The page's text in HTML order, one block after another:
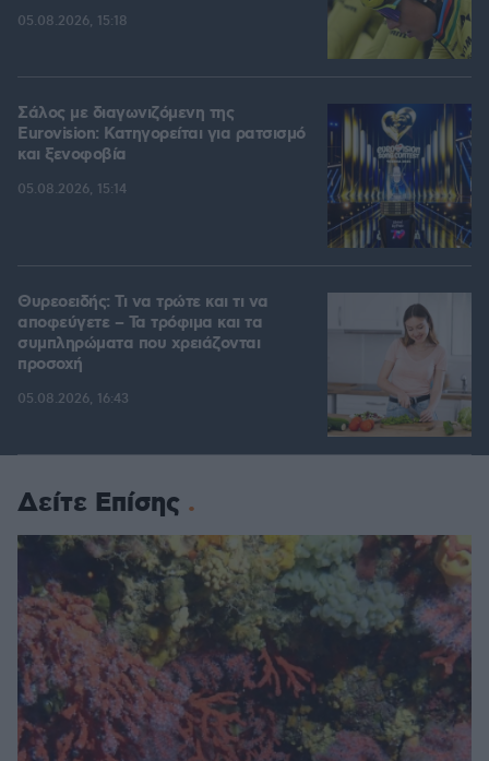
05.08.2026, 15:18
Σάλος με διαγωνιζόμενη της
Eurovision: Κατηγορείται για ρατσισμό
και ξενοφοβία
05.08.2026, 15:14
Θυρεοειδής: Τι να τρώτε και τι να
αποφεύγετε – Τα τρόφιμα και τα
συμπληρώματα που χρειάζονται
προσοχή
05.08.2026, 16:43
Δείτε Επίσης